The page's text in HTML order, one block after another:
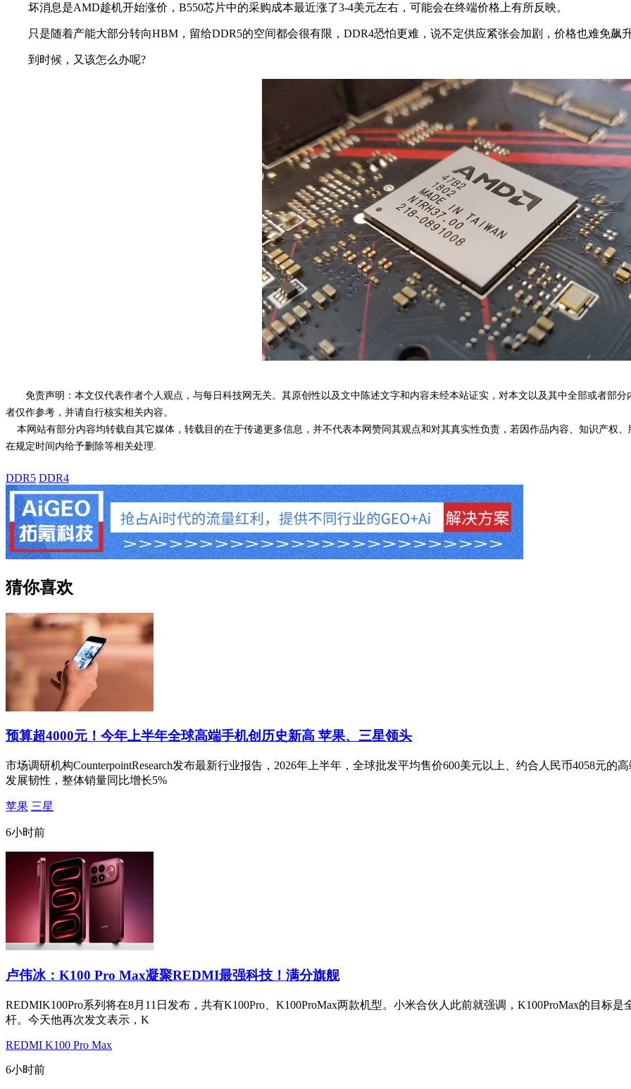
坏消息是AMD趁机开始涨价，B550芯片中的采购成本最近涨了3-4美元左右，可能会在终端价格上有所反映。
只是随着产能大部分转向HBM，留给DDR5的空间都会很有限，DDR4恐怕更难，说不定供应紧张会加剧，价格也难免飙
到时候，又该怎么办呢?
免责声明：本文仅代表作者个人观点，与每日科技网无关。其原创性以及文中陈述文字和内容未经本站证实，对本文以及其中全部或者部
者仅作参考，并请自行核实相关内容。
本网站有部分内容均转载自其它媒体，转载目的在于传递更多信息，并不代表本网赞同其观点和对其真实性负责，若因作品内容、知识产权
在规定时间内给予删除等相关处理.
DDR5 DDR4
猜你喜欢
预算超4000元！今年上半年全球高端手机创历史新高 苹果、三星领头
市场调研机构CounterpointResearch发布最新行业报告，2026年上半年，全球批发平均售价600美元以上、约合人民币4058元的
发展韧性，整体销量同比增长5%
苹果 三星
6小时前
卢伟冰：K100 Pro Max凝聚REDMI最强科技！满分旗舰
REDMIK100Pro系列将在8月11日发布，共有K100Pro、K100ProMax两款机型。小米合伙人此前就强调，K100ProMax的目标
杆。今天他再次发文表示，K
REDMI K100 Pro Max
6小时前